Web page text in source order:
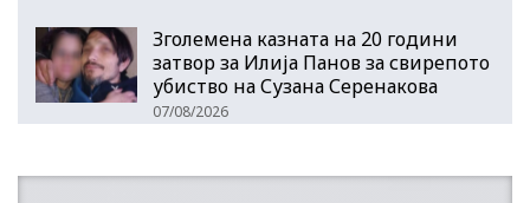
Зголемена казната на 20 години
затвор за Илија Панов за свирепото
убиство на Сузана Серенакова
07/08/2026